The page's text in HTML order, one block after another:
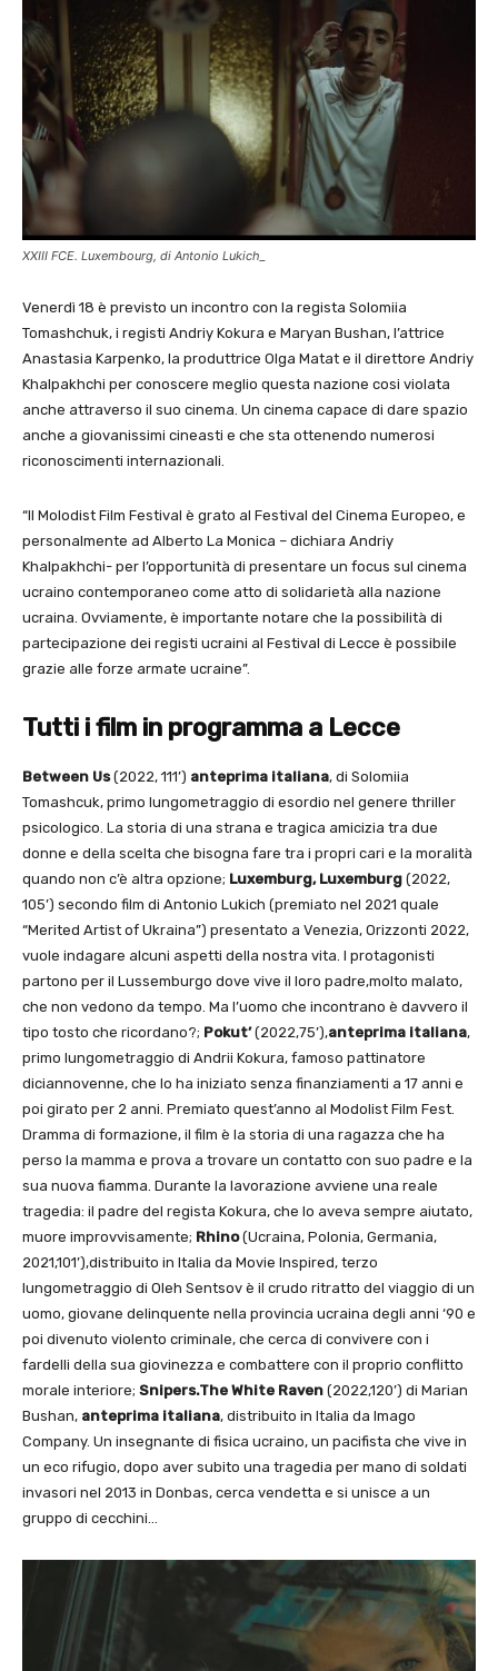
XXIII FCE. Luxembourg, di Antonio Lukich_
Venerdì 18 è previsto un incontro con la regista Solomiia
Tomashchuk, i registi Andriy Kokura e Maryan Bushan, l’attrice
Anastasia Karpenko, la produttrice Olga Matat e il direttore Andriy
Khalpakhchi per conoscere meglio questa nazione cosi violata
anche attraverso il suo cinema. Un cinema capace di dare spazio
anche a giovanissimi cineasti e che sta ottenendo numerosi
riconoscimenti internazionali.
“Il Molodist Film Festival è grato al Festival del Cinema Europeo, e
personalmente ad Alberto La Monica – dichiara Andriy
Khalpakhchi- per l’opportunità di presentare un focus sul cinema
ucraino contemporaneo come atto di solidarietà alla nazione
ucraina. Ovviamente, è importante notare che la possibilità di
partecipazione dei registi ucraini al Festival di Lecce è possibile
grazie alle forze armate ucraine”.
Tutti i film in programma a Lecce
Between Us(2022, 111’) anteprima italiana, di Solomiia
Tomashcuk, primo lungometraggio di esordio nel genere thriller
psicologico. La storia di una strana e tragica amicizia tra due
donne e della scelta che bisogna fare tra i propri cari e la moralità
quando non c’è altra opzione; Luxemburg, Luxemburg (2022,
105’) secondo film di Antonio Lukich (premiato nel 2021 quale
“Merited Artist of Ukraina”) presentato a Venezia, Orizzonti 2022,
vuole indagare alcuni aspetti della nostra vita. I protagonisti
partono per il Lussemburgo dove vive il loro padre,molto malato,
che non vedono da tempo. Ma l’uomo che incontrano è davvero il
tipo tosto che ricordano?; Pokut’(2022,75’),anteprima italiana,
primo lungometraggio di Andrii Kokura, famoso pattinatore
diciannovenne, che lo ha iniziato senza finanziamenti a 17 anni e
poi girato per 2 anni. Premiato quest’anno al Modolist Film Fest.
Dramma di formazione, il film è la storia di una ragazza che ha
perso la mamma e prova a trovare un contatto con suo padre e la
sua nuova fiamma. Durante la lavorazione avviene una reale
tragedia: il padre del regista Kokura, che lo aveva sempre aiutato,
muore improvvisamente; Rhino(Ucraina, Polonia, Germania,
2021,101’),distribuito in Italia da Movie Inspired, terzo
lungometraggio di Oleh Sentsov è il crudo ritratto del viaggio di un
uomo, giovane delinquente nella provincia ucraina degli anni ‘90 e
poi divenuto violento criminale, che cerca di convivere con i
fardelli della sua giovinezza e combattere con il proprio conflitto
morale interiore; Snipers.The White Raven (2022,120’) di Marian
Bushan, anteprima italiana, distribuito in Italia da Imago
Company. Un insegnante di fisica ucraino, un pacifista che vive in
un eco rifugio, dopo aver subito una tragedia per mano di soldati
invasori nel 2013 in Donbas, cerca vendetta e si unisce a un
gruppo di cecchini…